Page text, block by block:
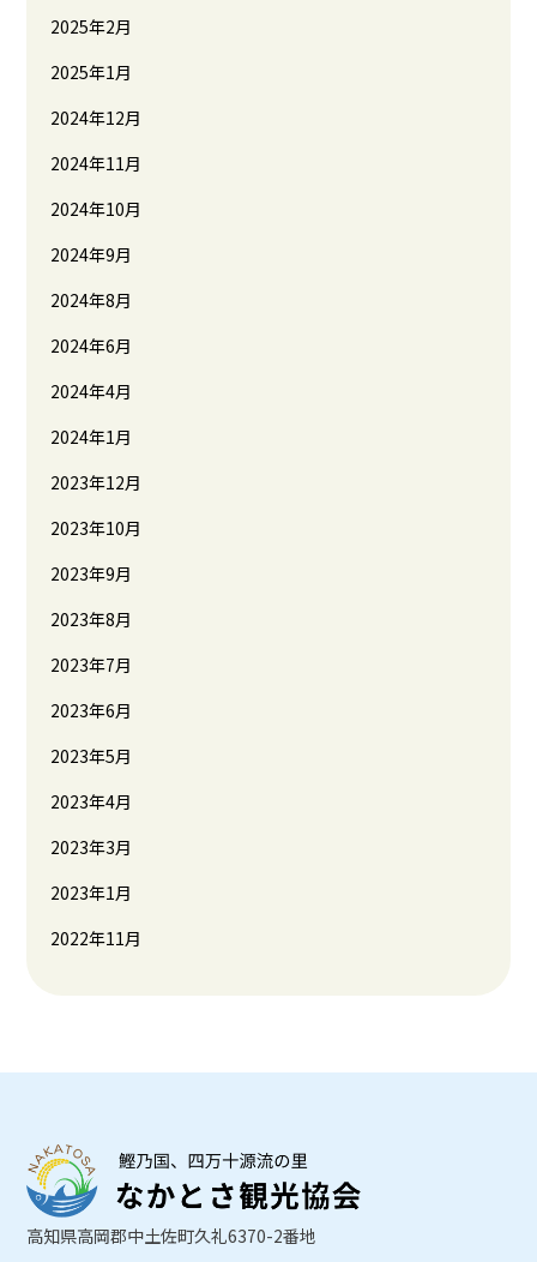
2025年2月
2025年1月
2024年12月
2024年11月
2024年10月
2024年9月
2024年8月
2024年6月
2024年4月
2024年1月
2023年12月
2023年10月
2023年9月
2023年8月
2023年7月
2023年6月
2023年5月
2023年4月
2023年3月
2023年1月
2022年11月
高知県高岡郡中土佐町久礼6370-2番地